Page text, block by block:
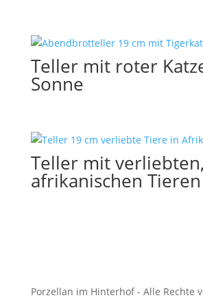
Teller mit roter
Sonne
Teller mit verliebten,
afrikanischen Tieren
Porzellan im Hinterhof - Alle Rechte